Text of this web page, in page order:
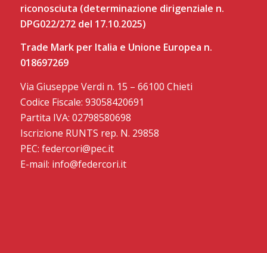
riconosciuta (determinazione dirigenziale n.
DPG022/272 del 17.10.2025)
Trade Mark per Italia e Unione Europea n.
018697269
Via Giuseppe Verdi n. 15 – 66100 Chieti
Codice Fiscale: 93058420691
Partita IVA: 02798580698
Iscrizione RUNTS rep. N. 29858
PEC: federcori@pec.it
E-mail: info@federcori.it